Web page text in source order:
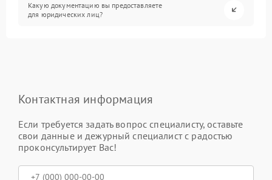
Какую документацию вы предоставляете
для юридических лиц?
Контактная информация
Если требуется задать вопрос специалисту, оставьте
свои данные и дежурный специалист с радостью
проконсультирует Вас!